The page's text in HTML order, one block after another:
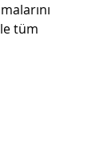
tüm